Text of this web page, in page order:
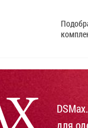
для